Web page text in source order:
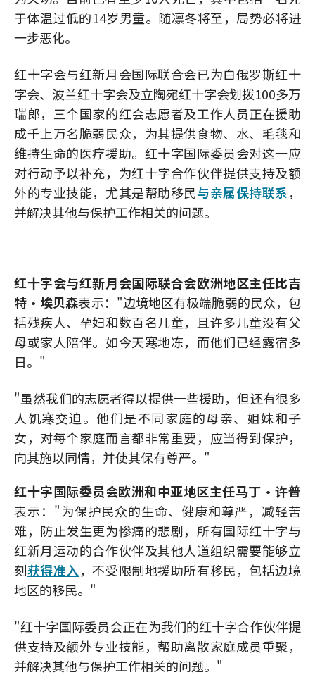
于体温过低的14岁男童。随凛冬将至，局势必将进
一步恶化。
红十字会与红新月会国际联合会已为白俄罗斯红十
字会、波兰红十字会及立陶宛红十字会划拨100多万
瑞郎，三个国家的红会志愿者及工作人员正在援助
成千上万名脆弱民众，为其提供食物、水、毛毯和
维持生命的医疗援助。红十字国际委员会对这一应
对行动予以补充，为红十字合作伙伴提供支持及额
外的专业技能，尤其是帮助移民与亲属保持联系，
并解决其他与保护工作相关的问题。
红十字会与红新月会国际联合会欧洲地区主任比吉
特·埃贝森表示："边境地区有极端脆弱的民众，包
括残疾人、孕妇和数百名儿童，且许多儿童没有父
母或家人陪伴。如今天寒地冻，而他们已经露宿多
日。"
"虽然我们的志愿者得以提供一些援助，但还有很多
人饥寒交迫。他们是不同家庭的母亲、姐妹和子
女，对每个家庭而言都非常重要，应当得到保护，
向其施以同情，并使其保有尊严。"
红十字国际委员会欧洲和中亚地区主任马丁·许普
表示："为保护民众的生命、健康和尊严，减轻苦
难，防止发生更为惨痛的悲剧，所有国际红十字与
红新月运动的合作伙伴及其他人道组织需要能够立
刻获得准入，不受限制地援助所有移民，包括边境
地区的移民。"
"红十字国际委员会正在为我们的红十字合作伙伴提
供支持及额外专业技能，帮助离散家庭成员重聚，
并解决其他与保护工作相关的问题。"